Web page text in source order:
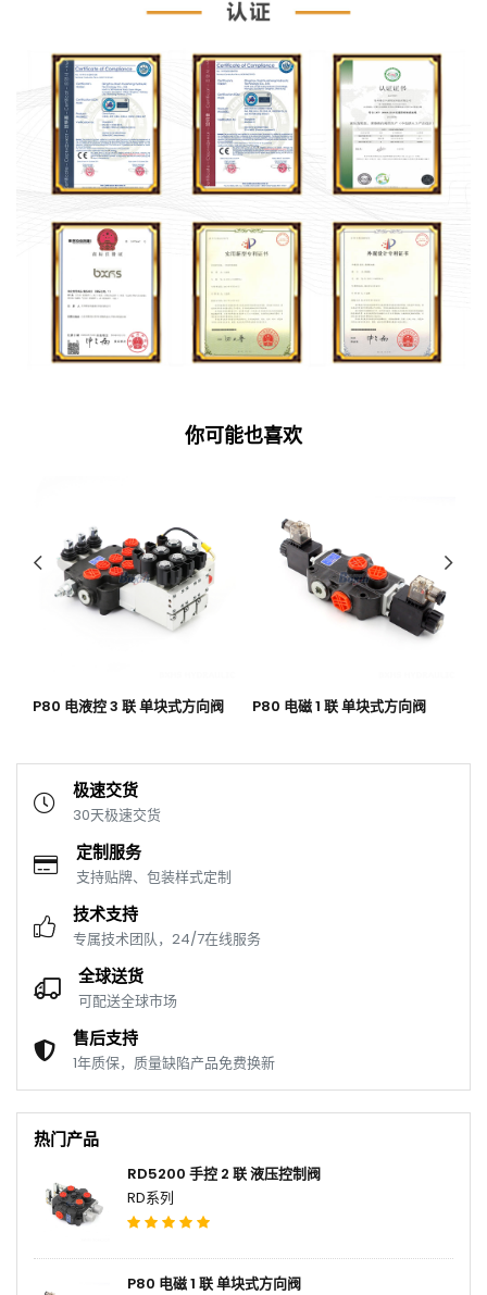
你可能也喜欢
P80 电液控 3 联 单块式方向阀 P80 电磁 1 联 单块式方向阀
极速交货
30天极速交货
定制服务
支持贴牌、包装样式定制
技术支持
专属技术团队，24/7在线服务
全球送货
可配送全球市场
售后支持
1年质保，质量缺陷产品免费换新
热门产品
RD5200 手控 2 联 液压控制阀
RD系列
P80 电磁 1 联 单块式方向阀